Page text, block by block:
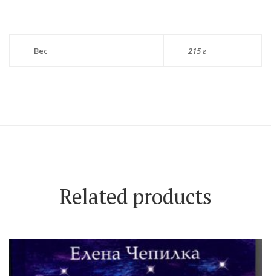
Вес 215 г
Related products